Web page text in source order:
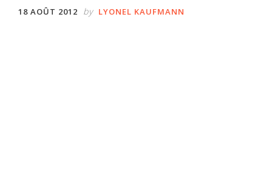
18 AOÛT 2012 by LYONEL KAUFMANN